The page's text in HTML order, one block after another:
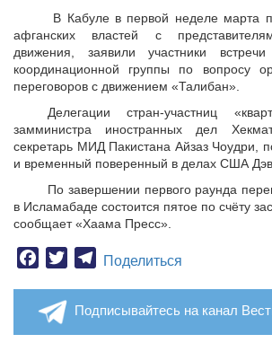
В Кабуле в первой неделе марта
афганских властей с
движения, заявили участники встречи
координационной группы по вопросу
переговоров с движением «Талибан».
Делегации стран-участниц
замминистра иностранных дел
секретарь МИД Пакистана Айзаз Чоудри,
и временный поверенный в делах США
По завершении первого раунда
в Исламабаде состоится пятое по счёту
сообщает «Хаама Пресс».
Facebook
TwitterTelegram
Поделиться
Подписывайтесь на канал